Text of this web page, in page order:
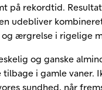
på rekordtid.
udebliver
og ærgrelse i rigelige
og ganske
i gamle vaner.
sundhed, når